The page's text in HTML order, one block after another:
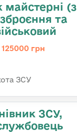
майстеpні (з
та
грн
ЗСУ
ЗСУ,